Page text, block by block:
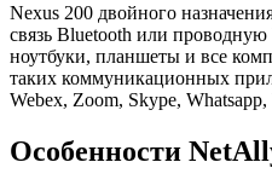
Nexus 200 двойного
связь Bluetooth или
ноутбуки, планшеты и все
таких коммуникационных
Webex, Zoom, Skype,
Особенности